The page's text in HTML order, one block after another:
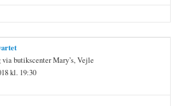
via butikscenter Mary’s, Vejle
kl. 19:30